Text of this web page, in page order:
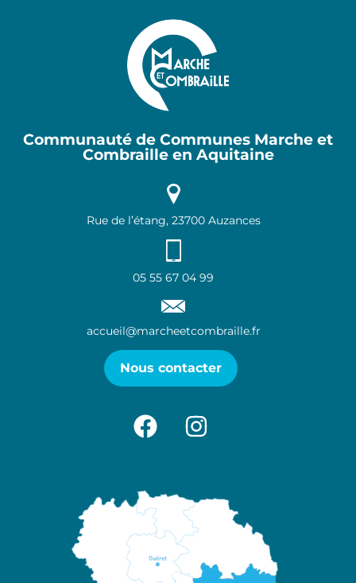
Communauté de Communes Marche et
Combraille en Aquitaine
Rue de l’étang, 23700 Auzances
05 55 67 04 99
accueil@marcheetcombraille.fr
Nous contacter